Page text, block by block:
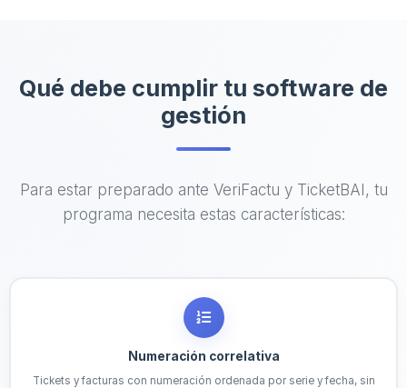
Qué debe cumplir tu software de
gestión
Para estar preparado ante VeriFactu y TicketBAI, tu
programa necesita estas características:
Numeración correlativa
Tickets y facturas con numeración ordenada por serie y fecha, sin